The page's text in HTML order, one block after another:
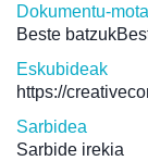
Dokumentu-mota
Beste
Eskubideak
https://
Sarbidea
Sarbide irekia